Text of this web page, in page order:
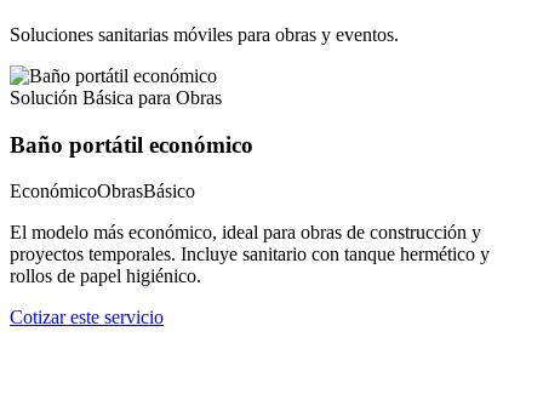
Soluciones sanitarias móviles para obras y eventos.
Solución Básica para Obras
Baño portátil económico
EconómicoObrasBásico
El modelo más económico, ideal para obras de construcción y
proyectos temporales. Incluye sanitario con tanque hermético y
rollos de papel higiénico.
Cotizar este servicio